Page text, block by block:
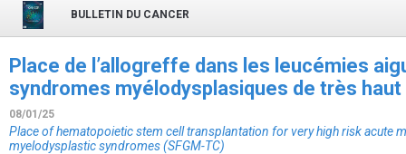
BULLETIN DU CANCER
Place de l’allogreffe dans les leucémies
syndromes myélodysplasiques de très
08/01/25
Place of hematopoietic stem cell transplantation for very high risk acute
myelodysplastic syndromes (SFGM-TC)